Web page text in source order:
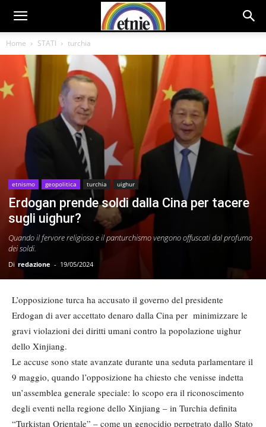
Home STATI turchia
etnismo geopolitica turchia uighur
Erdogan prende soldi dalla Cina per tacere
sugli uighur?
Quando il fervore religioso e il panturchismo vengono offuscati dal profumo
dei soldi.
Di redazione - 19/05/2024
L’opposizione turca ha accusato il governo del presidente
Erdogan di aver accettato denaro dalla Cina per minimizzare le
gravi violazioni dei diritti umani contro la popolazione uighur
dello Xinjiang.
Le accuse sono state avanzate durante una seduta parlamentare il
9 maggio, quando l’opposizione ha chiesto che venisse indetta
un’assemblea generale speciale: lo scopo era il riconoscimento
degli eventi nella regione dello Xinjiang – in Turchia definita
“Turkistan Orientale” – come un genocidio perpetrato dallo Stato